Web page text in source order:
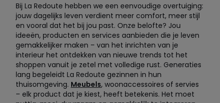
Bij La Redoute hebben we een eenvoudige overtuiging:
jouw dagelijks leven verdient meer comfort, meer stijl
en vooral dat het bij jou past. Onze belofte? Jou
ideeën, producten en services aanbieden die je leven
gemakkelijker maken – van het inrichten van je
interieur het ontdekken van nieuwe trends tot het
shoppen vanuit je zetel met volledige rust. Generaties
lang begeleidt La Redoute gezinnen in hun
thuisomgeving. Meubels, woonaccessoires of servies
– elk product dat je kiest, heeft betekenis. Het moet